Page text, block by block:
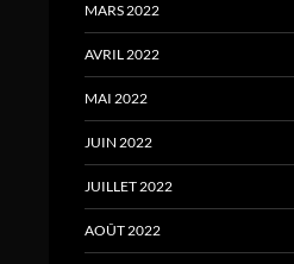
MARS 2022
AVRIL 2022
MAI 2022
JUIN 2022
JUILLET 2022
AOÛT 2022